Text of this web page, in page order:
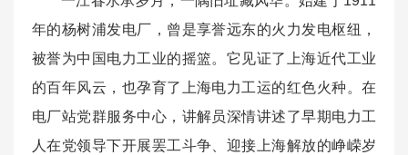
年的杨树浦发电厂，曾是享誉远东的火力发电枢纽，
被誉为中国电力工业的摇篮。它见证了上海近代工业
的百年风云，也孕育了上海电力工运的红色火种。在
电厂站党群服务中心，讲解员深情讲述了早期电力工
人在党领导下开展罢工斗争、迎接上海解放的峥嵘岁